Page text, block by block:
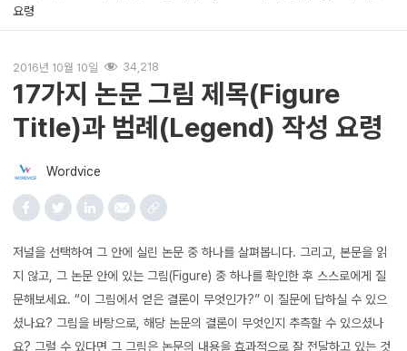
요령
2016년 10월 10일 34,218
17가지 논문 그림 제목(Figure
Title)과 범례(Legend) 작성 요령
Wordvice
저널을 선택하여 그 안에 실린 논문 중 하나를 살펴봅니다. 그리고, 본문을 읽
지 않고, 그 논문 안에 있는 그림(Figure) 중 하나를 확인한 후 스스로에게 질
문해보세요. “이 그림에서 얻은 결론이 무엇인가?” 이 질문에 답하실 수 있으
셨나요? 그림을 바탕으로, 해당 논문의 결론이 무엇인지 추측할 수 있으셨나
요? 그럴 수 있다면 그 그림은 논문의 내용을 효과적으로 잘 전달하고 있는 것